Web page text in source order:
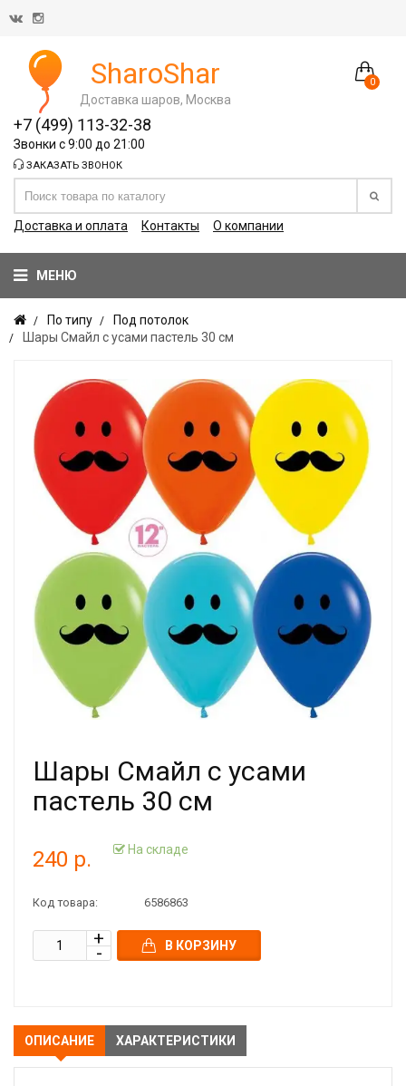
0
SharoShar
Доставка шаров, Москва
+7 (499) 113-32-38
Звонки с 9:00 до 21:00
ЗАКАЗАТЬ ЗВОНОК
Доставка и оплата Контакты О компании
МЕНЮ
По типу
Под потолок
Шары Смайл с усами пастель 30 см
Шары Смайл с усами
пастель 30 см
240 р. На складе
Код товара: 6586863
В КОРЗИНУ
ОПИСАНИЕ ХАРАКТЕРИСТИКИ